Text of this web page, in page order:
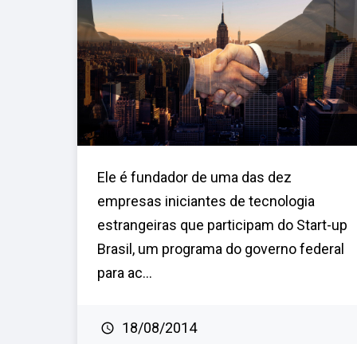
Ele é fundador de uma das dez
empresas iniciantes de tecnologia
estrangeiras que participam do Start-up
Brasil, um programa do governo federal
para ac...
18/08/2014